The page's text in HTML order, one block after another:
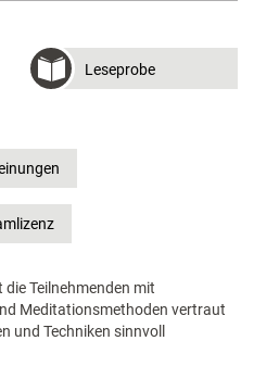
Leseprobe
Teilnehmenden mit
Meditationsmethoden vertraut
und Techniken sinnvoll